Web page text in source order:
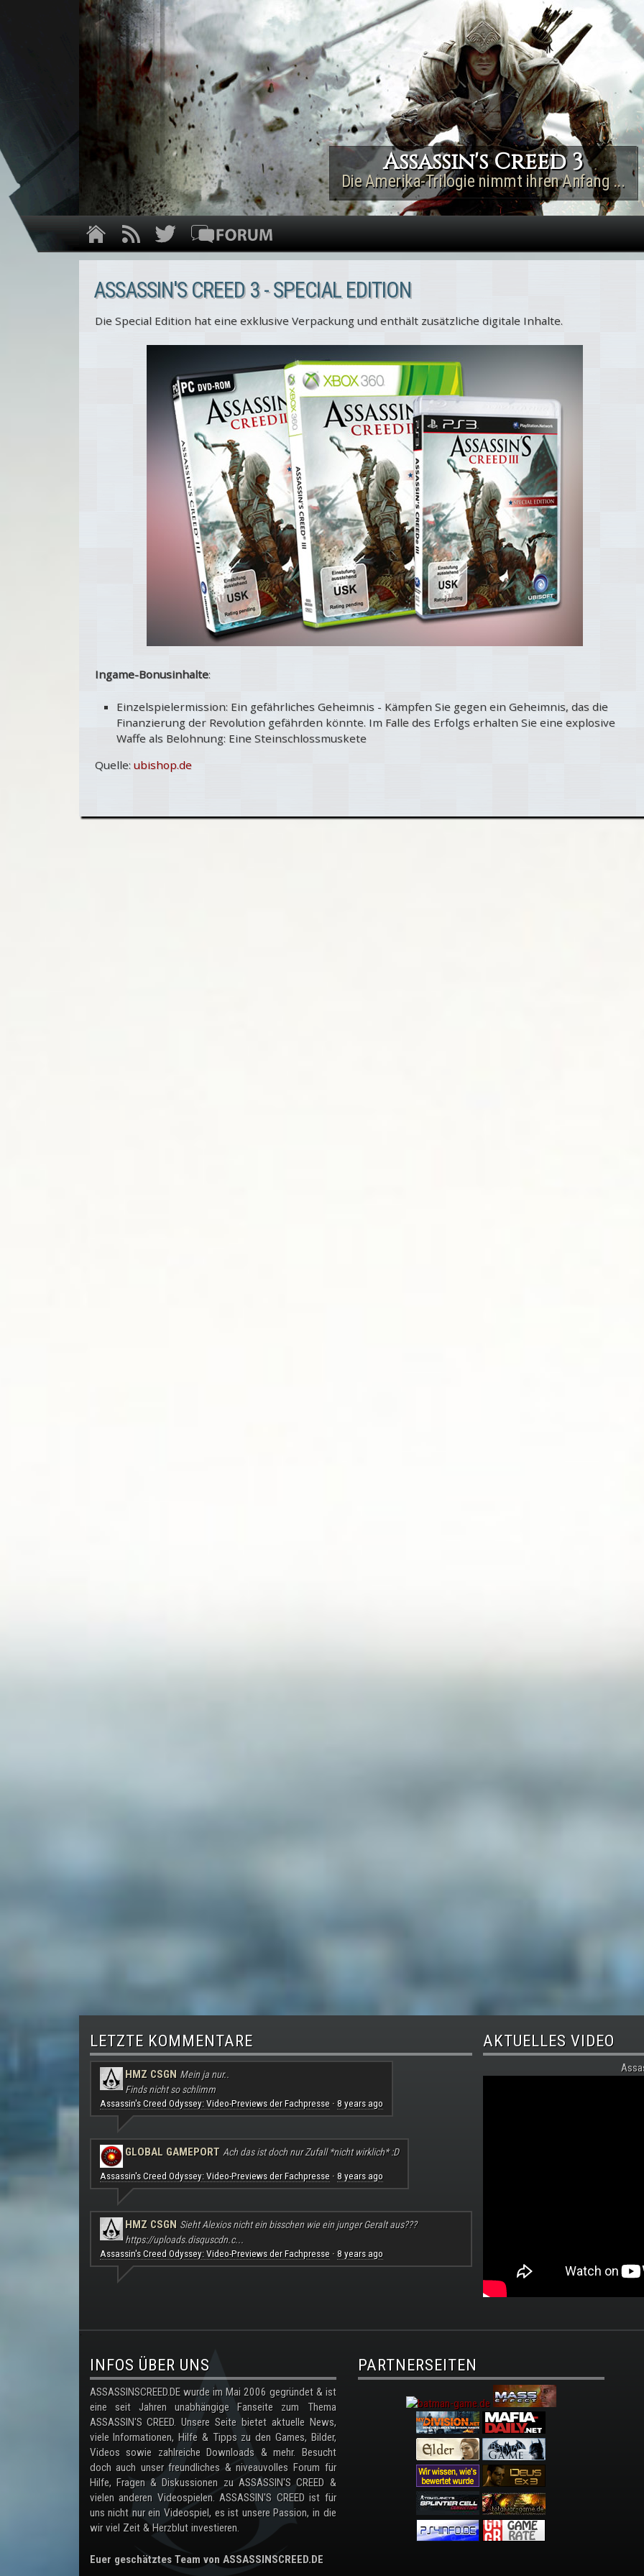
Direkt zum Inhalt
Assassin's Creed 3
Die Amerika-Trilogie nimmt ihren Anfang ...
ASSASSIN'S CREED 3 - SPECIAL EDITION
Die Special Edition hat eine exklusive Verpackung und enthält zusätzliche digitale Inhalte.
Ingame-Bonusinhalte:
Einzelspielermission: Ein gefährliches Geheimnis - Kämpfen Sie gegen ein Geheimnis, das die
Finanzierung der Revolution gefährden könnte. Im Falle des Erfolgs erhalten Sie eine explosive
Waffe als Belohnung: Eine Steinschlossmuskete
Quelle: ubishop.de
LETZTE KOMMENTARE
HMZ CSGN Mein ja nur..
Finds nicht so schlimm
Assassin's Creed Odyssey: Video-Previews der Fachpresse· 8 years ago
GLOBAL GAMEPORT Ach das ist doch nur Zufall *nicht wirklich* :D
Assassin's Creed Odyssey: Video-Previews der Fachpresse· 8 years ago
HMZ CSGN Sieht Alexios nicht ein bisschen wie ein junger Geralt aus???
https://uploads.disquscdn.c...
Assassin's Creed Odyssey: Video-Previews der Fachpresse· 8 years ago
AKTUELLES VIDEO
.
INFOS ÜBER UNS
ASSASSINSCREED.DE wurde im Mai 2006 gegründet & ist
eine seit Jahren unabhängige Fanseite zum Thema
ASSASSIN'S CREED. Unsere Seite bietet aktuelle News,
viele Informationen, Hilfe & Tipps zu den Games, Bilder,
Videos sowie zahlreiche Downloads & mehr. Besucht
doch auch unser freundliches & niveauvolles Forum für
Hilfe, Fragen & Diskussionen zu ASSASSIN'S CREED &
vielen anderen Videospielen. ASSASSIN'S CREED ist für
uns nicht nur ein Videospiel, es ist unsere Passion, in die
wir viel Zeit & Herzblut investieren.
Euer geschätztes Team von ASSASSINSCREED.DE
PARTNERSEITEN